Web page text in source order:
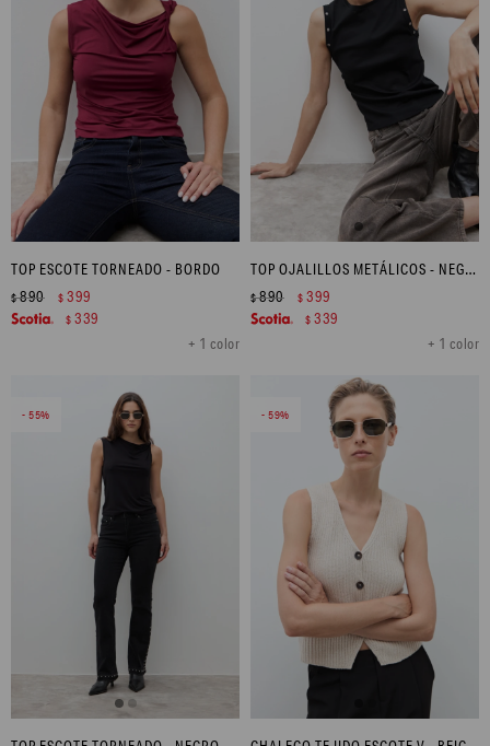
TOP ESCOTE TORNEADO - BORDO
+ 1 color
$890 $ 399
$ 339
TOP OJALILLOS METÁLICOS - NEGRO
+ 1 color
$890 $ 399
$ 339
55 59